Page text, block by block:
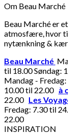
Om Beau Marché
Beau Marché er
atmosfære, hvor
nytænkning &
Beau Marché
til 18.00 Søndag:
Mandag -
10.00 til 22.00 à
22.00 Les
Fredag: 7.30 til
22.00
INSPIRATION